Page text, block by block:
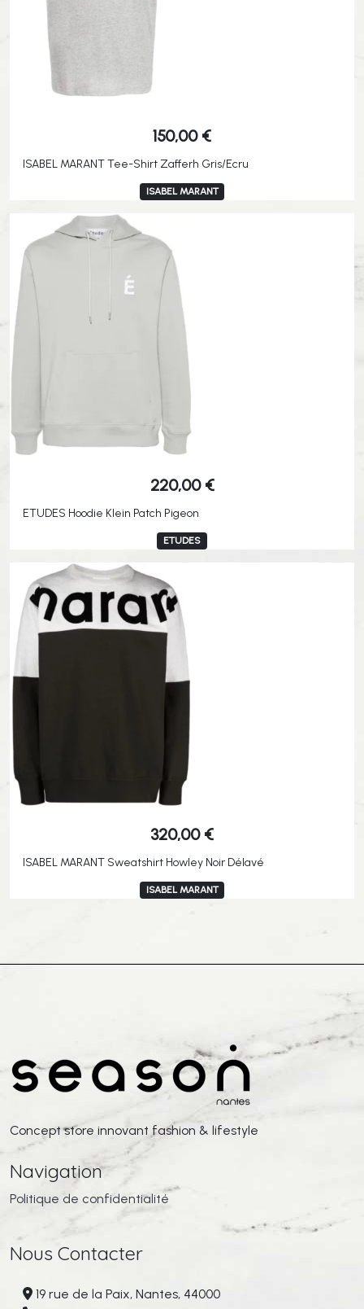
150,00 €
ISABEL MARANT Tee-Shirt Zafferh Gris/Ecru
ISABEL MARANT
220,00 €
ETUDES Hoodie Klein Patch Pigeon
ETUDES
320,00 €
ISABEL MARANT Sweatshirt Howley Noir Délavé
ISABEL MARANT
Concept store innovant fashion & lifestyle
Navigation
Politique de confidentialité
Nous Contacter
19 rue de la Paix, Nantes, 44000